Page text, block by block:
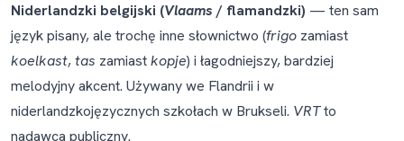
Niderlandzki belgijski (Vlaams / flamandzki) — ten sam
język pisany, ale trochę inne słownictwo (frigo zamiast
koelkast,tas zamiastkopje) i łagodniejszy, bardziej
melodyjny akcent. Używany we Flandrii i w
niderlandzkojęzycznych szkołach w Brukseli. VRTto
nadawca publiczny.